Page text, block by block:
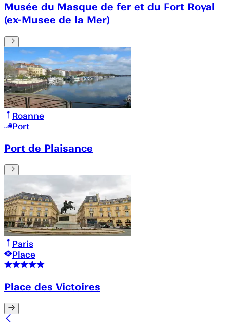
Musée du Masque de fer et du Fort Royal
(ex-Musee de la Mer)
Roanne
Port
Port de Plaisance
Paris
Place
Place des Victoires